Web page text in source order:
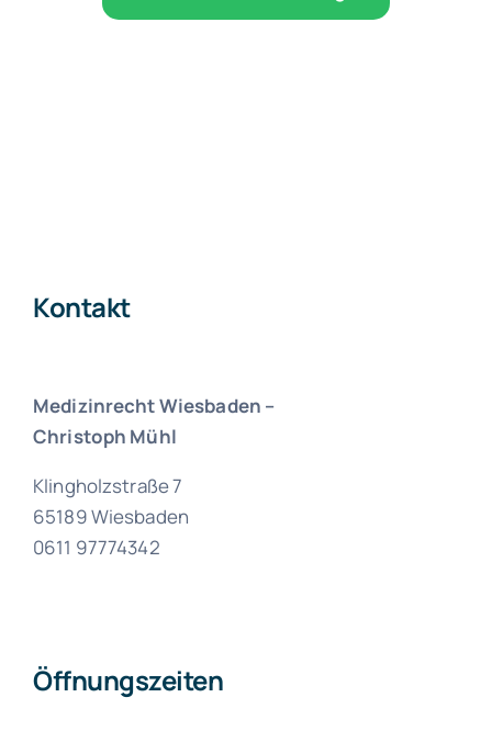
Kontakt
Medizinrecht Wiesbaden –
Christoph Mühl
Klingholzstraße 7
65189 Wiesbaden
0611 97774342
Öffnungszeiten